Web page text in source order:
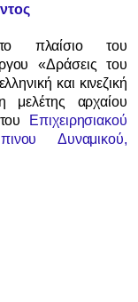
πλαίσιο του
«Δράσεις του
και κινεζική
αρχαίου
Επιχειρησιακού
Δυναμικού,